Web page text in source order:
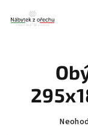
obsah